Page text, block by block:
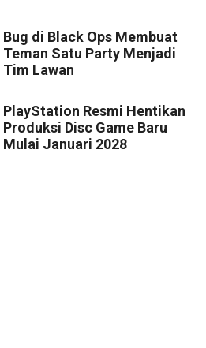
Bug di Black Ops Membuat
Teman Satu Party Menjadi
Tim Lawan
PlayStation Resmi Hentikan
Produksi Disc Game Baru
Mulai Januari 2028